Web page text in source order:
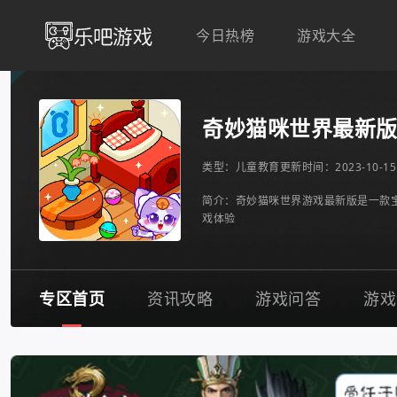
今日热榜 游戏大全
奇妙猫咪世界最新
类型： 儿童教育更新时间：2023-10-
简介：奇妙猫咪世界游戏最新版是一
戏体验
专区首页 资讯攻略 游戏问答 游